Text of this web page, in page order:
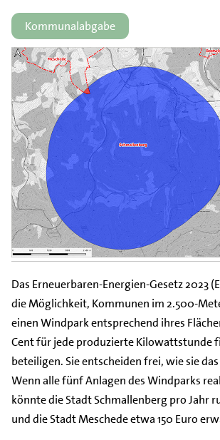
Kommunalabgabe
Das Erneuerbaren-Energien-Gesetz 2023
die Möglichkeit, Kommunen im 2.500-
einen Windpark entsprechend ihres
Cent für jede produzierte Kilowattstunde
beteiligen. Sie entscheiden frei, wie sie
Wenn alle fünf Anlagen des Windparks
könnte die Stadt Schmallenberg pro Jahr
und die Stadt Meschede etwa 150 Euro